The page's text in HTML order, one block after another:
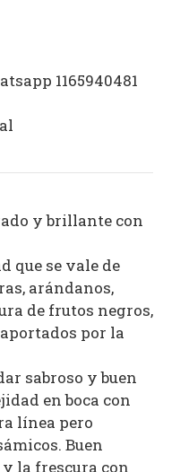
1165940481
y brillante con
que se vale de
arándanos,
de frutos negros,
por la
sabroso y buen
en boca con
línea pero
Buen
la frescura con